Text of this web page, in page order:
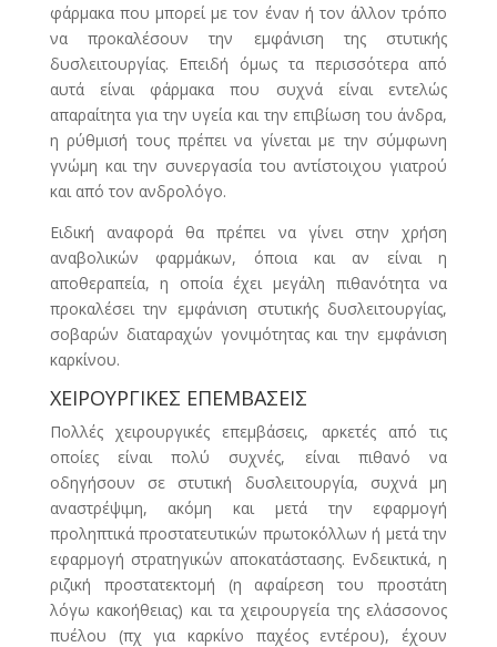
φάρμακα που μπορεί με τον έναν ή τον άλλον τρόπο
να προκαλέσουν την εμφάνιση της στυτικής
δυσλειτουργίας. Επειδή όμως τα περισσότερα από
αυτά είναι φάρμακα που συχνά είναι εντελώς
απαραίτητα για την υγεία και την επιβίωση του άνδρα,
η ρύθμισή τους πρέπει να γίνεται με την σύμφωνη
γνώμη και την συνεργασία του αντίστοιχου γιατρού
και από τον ανδρολόγο.
Ειδική αναφορά θα πρέπει να γίνει στην χρήση
αναβολικών φαρμάκων, όποια και αν είναι η
αποθεραπεία, η οποία έχει μεγάλη πιθανότητα να
προκαλέσει την εμφάνιση στυτικής δυσλειτουργίας,
σοβαρών διαταραχών γονιμότητας και την εμφάνιση
καρκίνου.
ΧΕΙΡΟΥΡΓΙΚΕΣ ΕΠΕΜΒΑΣΕΙΣ
Πολλές χειρουργικές επεμβάσεις, αρκετές από τις
οποίες είναι πολύ συχνές, είναι πιθανό να
οδηγήσουν σε στυτική δυσλειτουργία, συχνά μη
αναστρέψιμη, ακόμη και μετά την εφαρμογή
προληπτικά προστατευτικών πρωτοκόλλων ή μετά την
εφαρμογή στρατηγικών αποκατάστασης. Ενδεικτικά, η
ριζική προστατεκτομή (η αφαίρεση του προστάτη
λόγω κακοήθειας) και τα χειρουργεία της ελάσσονος
πυέλου (πχ για καρκίνο παχέος εντέρου), έχουν